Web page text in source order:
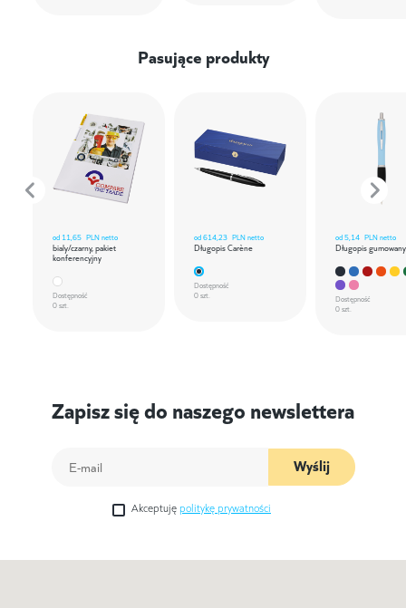
Pasujące produkty
od 11,65 PLN netto
bialy/czarny, pakiet
konferencyjny
Dostępność
0 szt.
od614,23 PLN netto
Długopis Carène
Dostępność
0 szt.
od5,14 PLN netto
Długopis
Dostępność
0 szt.
Zapisz się do naszego newslettera
Wyślij
Akceptuję politykę prywatności